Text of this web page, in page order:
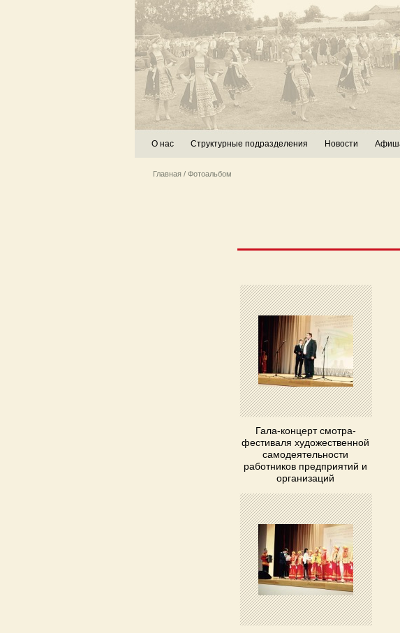
О нас Структурные подразделения Новости
Главная / Фотоальбом
Гала-концерт смотра-
фестиваля художественной
самодеятельности
работников предприятий и
организаций